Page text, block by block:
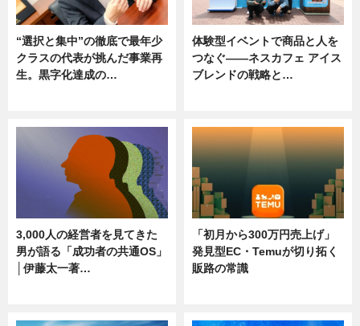
“選択と集中”の徹底で最年少
クラスの代表が挑んだ事業再
生。黒字化達成の…
体験型イベントで商品と人を
つなぐ――ネスカフェ アイス
ブレンドの戦略と…
3,000人の経営者を見てきた
男が語る「成功者の共通OS」
│伊藤太一著…
「初月から300万円売上げ」
発見型EC・Temuが切り拓く
販路の常識